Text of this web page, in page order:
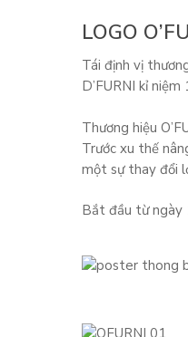
LOGO
Tái định vị
D’FURNI kỉ
Thương hiệu
Trước xu thế
một sự thay đổi
Bắt đầu từ ngày